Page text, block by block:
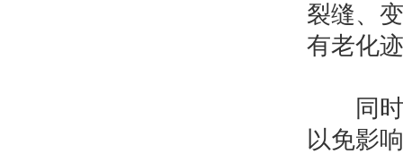
裂缝、
有老化
同时
以免影